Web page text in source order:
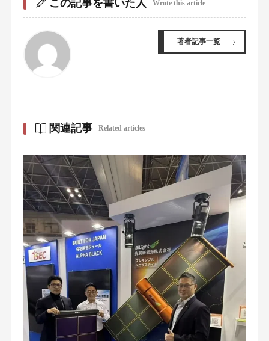
この記事を書いた人 Wrote this article
著者記事一覧
関連記事 Related articles